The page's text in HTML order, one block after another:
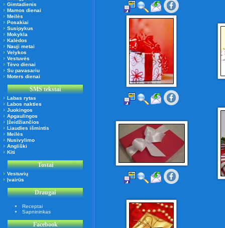
Gimtadienis
Mamos dienai
Meilės
Posakiai
Susipykus
Mokykla
Kalėdos
Nauji metai
Velykos
Vestuvės
Tėvo dienai
Su pavasariu
Moters dienai
SMS tekstai
Labas rytas
Labos nakties
Juokingos
Apgaulingos
Įžeidžiančios
Liaudies išmintis
Meilės
Nusivylimo
Angliški
Kiti
Tostai
Vestuvių
Įvairūs
Draugai
Receptai
Sapnininkas
Facebook